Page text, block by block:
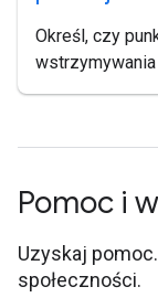
Określ, czy
Pomoc i
Uzyskaj
społeczności.